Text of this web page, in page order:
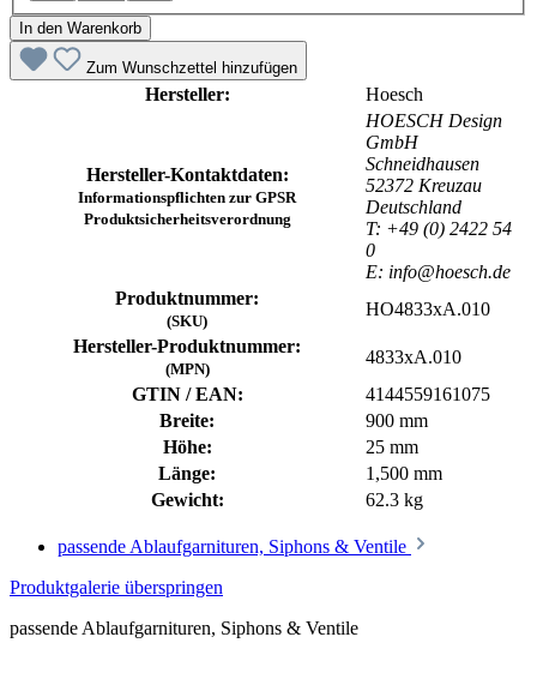
In den Warenkorb
Zum Wunschzettel hinzufügen
Hersteller: Hoesch
Hersteller-Kontaktdaten:
Informationspflichten zur GPSR
Produktsicherheitsverordnung
HOESCH Design
GmbH
Schneidhausen
52372 Kreuzau
Deutschland
T: +49 (0) 2422 54
0
E: info@hoesch.de
Produktnummer:
(SKU)
HO4833xA.010
Hersteller-Produktnummer:
(MPN)
4833xA.010
GTIN / EAN:
4144559161075
Breite:
900 mm
Höhe:
25 mm
Länge:
1,500 mm
Gewicht:
62.3 kg
passende Ablaufgarnituren, Siphons & Ventile
Produktgalerie überspringen
passende Ablaufgarnituren, Siphons & Ventile